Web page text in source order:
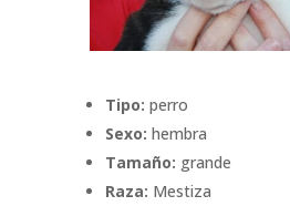
Tipo: perro
Sexo: hembra
Tamaño: grande
Raza: Mestiza